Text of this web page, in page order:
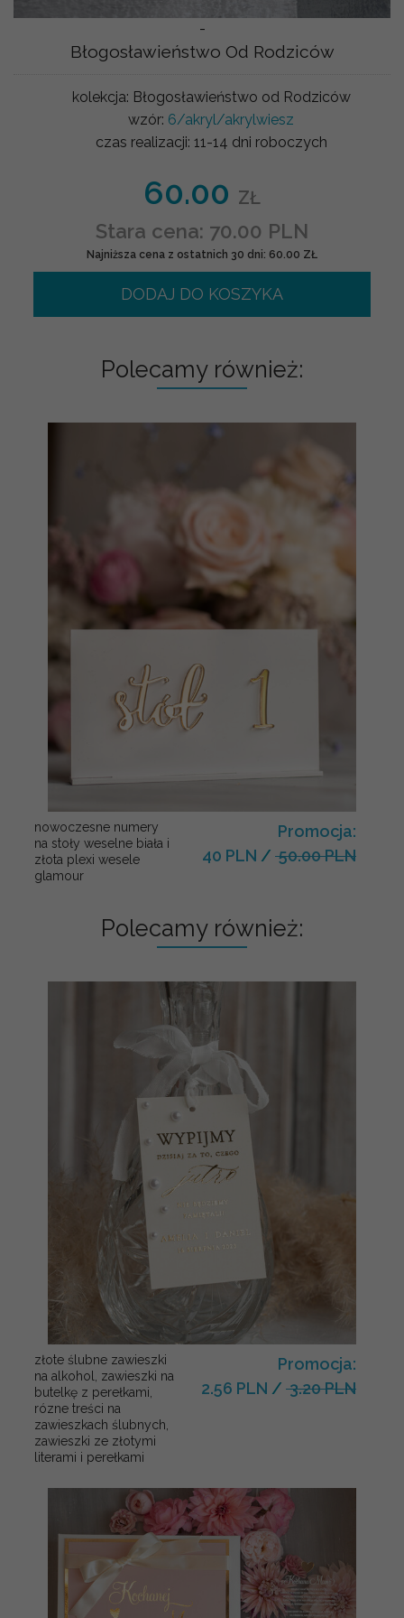
-
Błogosławieństwo Od Rodziców
kolekcja: Błogosławieństwo od Rodziców
wzór: 6/akryl/akrylwiesz
czas realizacji: 11-14 dni roboczych
60.00 ZŁ
Stara cena: 70.00 PLN
Najniższa cena z ostatnich 30 dni: 60.00 ZŁ
DODAJ DO KOSZYKA
Polecamy również:
nowoczesne numery
na stoły weselne biała i
złota plexi wesele
glamour
Promocja:
40 PLN / 50.00 PLN
Polecamy również:
złote ślubne zawieszki
na alkohol, zawieszki na
butelkę z perełkami,
rózne treści na
zawieszkach ślubnych,
zawieszki ze złotymi
literami i perełkami
Promocja:
2.56 PLN / 3.20 PLN